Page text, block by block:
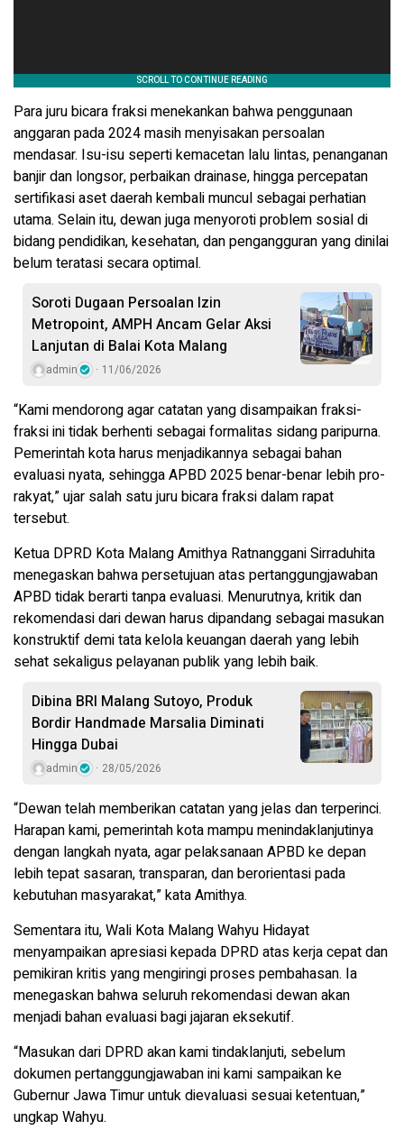
Para juru bicara fraksi menekankan bahwa penggunaan
anggaran pada 2024 masih menyisakan persoalan
mendasar. Isu-isu seperti kemacetan lalu lintas, penanganan
banjir dan longsor, perbaikan drainase, hingga percepatan
sertifikasi aset daerah kembali muncul sebagai perhatian
utama. Selain itu, dewan juga menyoroti problem sosial di
bidang pendidikan, kesehatan, dan pengangguran yang dinilai
belum teratasi secara optimal.
Soroti Dugaan Persoalan Izin
Metropoint, AMPH Ancam Gelar Aksi
Lanjutan di Balai Kota Malang
admin 11/06/2026
“Kami mendorong agar catatan yang disampaikan fraksi-
fraksi ini tidak berhenti sebagai formalitas sidang paripurna.
Pemerintah kota harus menjadikannya sebagai bahan
evaluasi nyata, sehingga APBD 2025 benar-benar lebih pro-
rakyat,” ujar salah satu juru bicara fraksi dalam rapat
tersebut.
Ketua DPRD Kota Malang Amithya Ratnanggani Sirraduhita
menegaskan bahwa persetujuan atas pertanggungjawaban
APBD tidak berarti tanpa evaluasi. Menurutnya, kritik dan
rekomendasi dari dewan harus dipandang sebagai masukan
konstruktif demi tata kelola keuangan daerah yang lebih
sehat sekaligus pelayanan publik yang lebih baik.
Dibina BRI Malang Sutoyo, Produk
Bordir Handmade Marsalia Diminati
Hingga Dubai
admin 28/05/2026
“Dewan telah memberikan catatan yang jelas dan terperinci.
Harapan kami, pemerintah kota mampu menindaklanjutinya
dengan langkah nyata, agar pelaksanaan APBD ke depan
lebih tepat sasaran, transparan, dan berorientasi pada
kebutuhan masyarakat,” kata Amithya.
Sementara itu, Wali Kota Malang Wahyu Hidayat
menyampaikan apresiasi kepada DPRD atas kerja cepat dan
pemikiran kritis yang mengiringi proses pembahasan. Ia
menegaskan bahwa seluruh rekomendasi dewan akan
menjadi bahan evaluasi bagi jajaran eksekutif.
“Masukan dari DPRD akan kami tindaklanjuti, sebelum
dokumen pertanggungjawaban ini kami sampaikan ke
Gubernur Jawa Timur untuk dievaluasi sesuai ketentuan,”
ungkap Wahyu.